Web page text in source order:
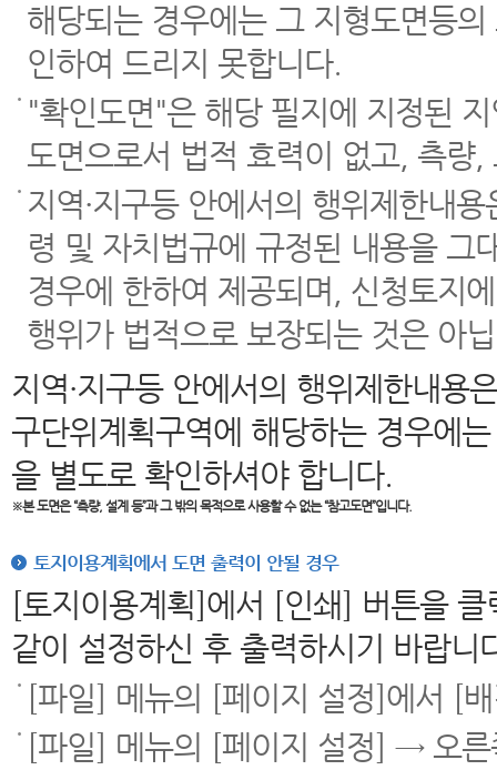
해당되는 경우에는 그 지형도면등
인하여 드리지 못합니다.
"확인도면"은 해당 필지에 지정된
도면으로서 법적 효력이 없고, 측량
지역·지구등 안에서의 행위제한내
령 및 자치법규에 규정된 내용을 그
경우에 한하여 제공되며, 신청토지
행위가 법적으로 보장되는 것은 아
지역·지구등 안에서의 행위제한내용
구단위계획구역에 해당하는 경우에
을 별도로 확인하셔야 합니다.
※본 도면은“측량, 설계 등”과 그 밖의 목적으로 사용할 수 없는 “참고도면”입니다.
토지이용계획에서 도면 출력이 안될 경우
[토지이용계획]에서 [인쇄] 버튼을
같이 설정하신 후 출력하시기 바랍니
[파일] 메뉴의 [페이지 설정]에서 [
[파일] 메뉴의 [페이지 설정] → 오